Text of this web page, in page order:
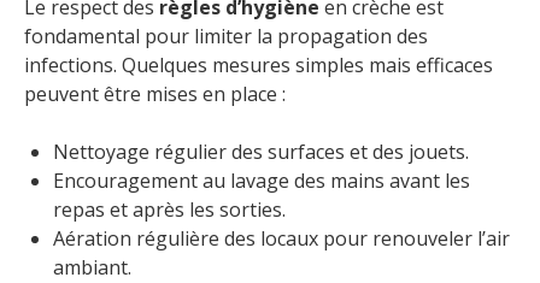
Le respect des règles d’hygiène en crèche est
fondamental pour limiter la propagation des
infections. Quelques mesures simples mais efficaces
peuvent être mises en place :
Nettoyage régulier des surfaces et des jouets.
Encouragement au lavage des mains avant les
repas et après les sorties.
Aération régulière des locaux pour renouveler l’air
ambiant.